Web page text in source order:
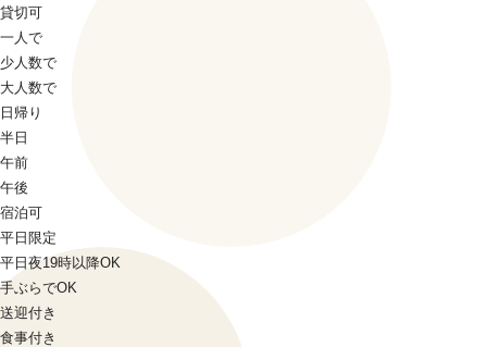
貸切可
一人で
少人数で
大人数で
日帰り
半日
午前
午後
宿泊可
平日限定
平日夜19時以降OK
手ぶらでOK
送迎付き
食事付き